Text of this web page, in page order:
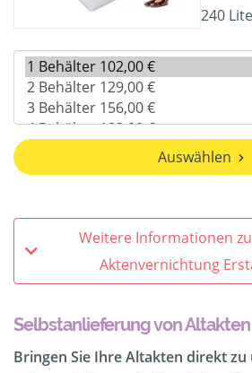
240
Auswählen
Weitere Informationen
Aktenvernichtung
Selbstanlieferung von Altakten
Bringen Sie Ihre Altakten direkt zu